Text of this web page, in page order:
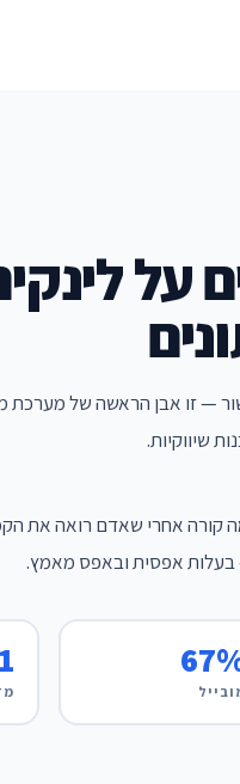
על
— זו אבן הראשה של מערכת
שיווקיות.
קורה אחרי שאדם רואה את
אפסית ובאפס מאמץ.